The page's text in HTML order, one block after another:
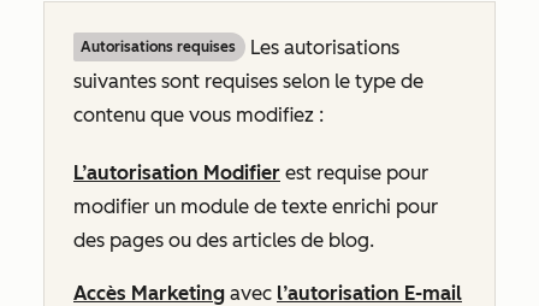
Autorisations requises
Les autorisations
suivantes sont requises selon le type de
contenu que vous modifiez :
L’autorisation Modifier est requise pour
modifier un module de texte enrichi pour
des pages ou des articles de blog.
Accès Marketing avec l’autorisation E-mail